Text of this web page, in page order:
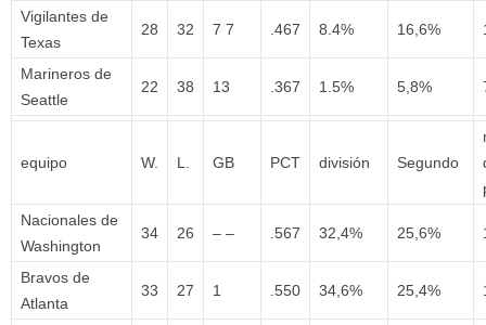
Vigilantes de
Texas
28 32 7 7 .467 8.4% 16,6%
Marineros de
Seattle
22 38 13 .367 1.5% 5,8%
equipo W. L. GB PCT división Segundo
Nacionales de
Washington
34 26 – – .567 32,4% 25,6%
Bravos de
Atlanta
33 27 1 .550 34,6% 25,4%